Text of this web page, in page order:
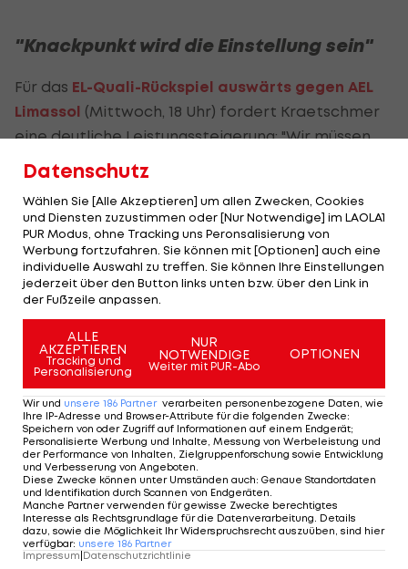
"Knackpunkt wird die Einstellung sein"
Für das EL-Quali-Rückspiel auswärts gegen AEL
Limassol (Mittwoch, 18 Uhr) fordert Kraetschmer
eine deutliche Leistungssteigerung: "Wir müssen
auf Zypern einfach ganz anders auftreten. Wir
erzielen. Mit einem solchen Auftritt werden wir
auf Zypern sicherlich keine Chance haben."
"Der Knackpunkt wird die Einstellung unserer
Mannschaft sein. Es geht darum, wie wir dort
auftreten, nämlich ganz anders als zuletzt", erklärt
der FAK-Boss weiter.
Auch dasWiener Derbyam Sonntag hat er schon
im Blick: "Wir fahren wieder einmal in einer
schwierigen Ausgangsposition nach Hütteldorf.
Daran sind wir selbst schuld. Es wird nicht leicht,
da Rapid natürlich einen Aufschwung hat. Das
Match wird ausverkauft sein, eine sehr aggressive
Stimmung gegen die Austria herrschen. Diese
Suppe haben wir uns selbst eingebrockt, die
Datenschutz
Wählen Sie [Alle Akzeptieren] um allen Zwecken, Cookies
und Diensten zuzustimmen oder [Nur Notwendige] im LAOLA1
PUR Modus, ohne Tracking uns Peronsalisierung von
Werbung fortzufahren. Sie können mit [Optionen] auch eine
individuelle Auswahl zu treffen. Sie können Ihre Einstellungen
jederzeit über den Button links unten bzw. über den Link in
der Fußzeile anpassen.
ALLE
AKZEPTIEREN
Tracking und
Personalisierung
NUR
NOTWENDIGE
Weiter mit PUR-Abo
OPTIONEN
Wir und unsere 186 Partner verarbeiten personenbezogene Daten, wie
Ihre IP-Adresse und Browser-Attribute für die folgenden Zwecke:
Speichern von oder Zugriff auf Informationen auf einem Endgerät;
Personalisierte Werbung und Inhalte, Messung von Werbeleistung und
der Performance von Inhalten, Zielgruppenforschung sowie Entwicklung
und Verbesserung von Angeboten.
Diese Zwecke können unter Umständen auch: Genaue Standortdaten
und Identifikation durch Scannen von Endgeräten.
Manche Partner verwenden für gewisse Zwecke berechtigtes
Interesse als Rechtsgrundlage für die Datenverarbeitung. Details
dazu, sowie die Möglichkeit Ihr Widerspruchsrecht auszuüben, sind hier
verfügbar: unsere 186 Partner
Impressum Datenschutzrichtlinie